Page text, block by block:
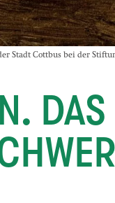
Stadt Cottbus bei der